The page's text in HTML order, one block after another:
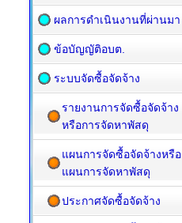
ผลการดำเนินงานที่ผ่านมา
ข้อบัญญัติอบต.
ระบบจัดซื้อจัดจ้าง
รายงานการจัดซื้อจัดจ้าง
หรือการจัดหาพัสดุ
แผนการจัดซื้อจัดจ้างหรือ
แผนการจัดหาพัสดุ
ประกาศจัดซื้อจัดจ้าง